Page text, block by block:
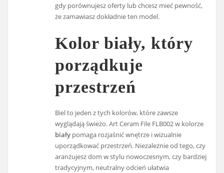
gdy porównujesz oferty lub chcesz mieć pewność,
że zamawiasz dokładnie ten model.
Kolor biały, który
porządkuje
przestrzeń
Biel to jeden z tych kolorów, które zawsze
wyglądają świeżo. Art Ceram File FLB002 w kolorze
biały pomaga rozjaśnić wnętrze i wizualnie
uporządkować przestrzeń. Niezależnie od tego, czy
aranżujesz dom w stylu nowoczesnym, czy bardziej
tradycyjnym, neutralny odcień ułatwia